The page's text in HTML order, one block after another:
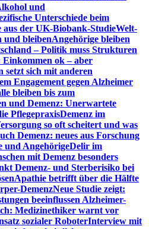
und
Unterschiede beim
aus der UK-Biobank-StudieWelt-
und bleibenAngehörige bleiben
– Politik muss Strukturen
Einkommen ok – aber
setzt sich mit anderen
Engagement gegen Alzheimer
bleiben bis zum
und Demenz: Unerwartete
PflegepraxisDemenz im
so oft scheitert und was
Demenz: neues aus Forschung
und AngehörigeDelir im
mit Demenz besonders
Demenz- und Sterberisiko bei
Apathie betrifft über die Hälfte
DemenzNeue Studie zeigt:
beeinflussen Alzheimer-
Medizinethiker warnt vor
sozialer RoboterInterview mit